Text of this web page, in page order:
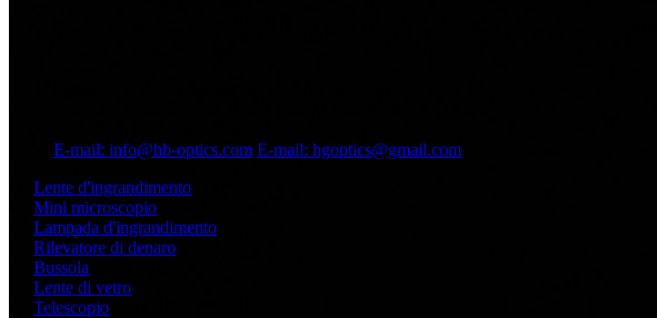
E-mail: info@hb-optics.com E-mail: hgoptics@gmail.com
Lente d'ingrandimento
Mini microscopio
Lampada d'ingrandimento
Rilevatore di denaro
Bussola
Lente di vetro
Telescopio